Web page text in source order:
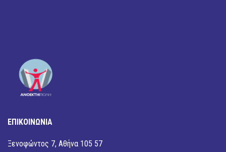
ΕΠΙΚΟΙΝΩΝΙΑ
Ξενοφώντος 7, Αθήνα 105 57